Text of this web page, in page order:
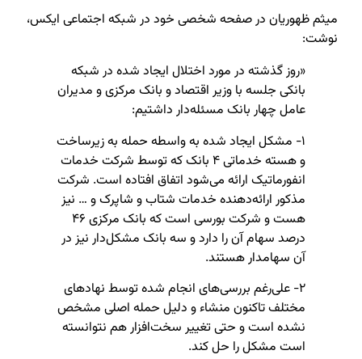
میثم ظهوریان در صفحه شخصی خود در شبکه اجتماعی ایکس،
نوشت:
«روز گذشته در مورد اختلال ایجاد شده در شبکه
بانکی جلسه با وزیر اقتصاد و بانک مرکزی و مدیران
عامل چهار بانک مسئله‌دار داشتیم:
۱- مشکل ایجاد شده به واسطه حمله به زیرساخت
و هسته خدماتی ۴ بانک که توسط شرکت خدمات
انفورماتیک ارائه می‌شود اتفاق افتاده است. شرکت
مذکور ارائه‌دهنده خدمات شتاب و شاپرک و … نیز
هست و شرکت بورسی است که بانک مرکزی ۴۶
درصد سهام آن را دارد و سه بانک مشکل‌دار نیز در
آن سهامدار هستند.
۲- علی‌رغم بررسی‌های انجام شده توسط نهادهای
مختلف تاکنون منشاء و دلیل حمله اصلی مشخص
نشده است و حتی تغییر سخت‌افزار هم نتوانسته
است مشکل را حل کند.